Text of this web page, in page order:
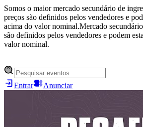
Somos o maior mercado secundário de
preços são definidos pelos vendedores e
acima do valor nominal.Mercado
são definidos pelos vendedores e podem
valor nominal.
Entrar Anunciar